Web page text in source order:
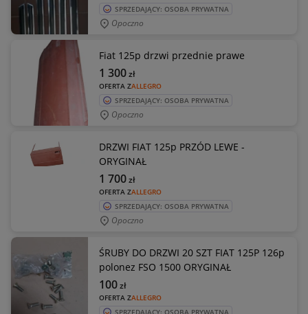
SPRZEDAJĄCY: OSOBA PRYWATNA
Opoczno
Fiat 125p drzwi przednie prawe
OFERTA ZALLEGRO
1 300zł
SPRZEDAJĄCY: OSOBA PRYWATNA
Opoczno
DRZWI FIAT 125p PRZÓD LEWE -
ORYGINAŁ
OFERTA ZALLEGRO
1 700zł
SPRZEDAJĄCY: OSOBA PRYWATNA
Opoczno
ŚRUBY DO DRZWI 20 SZT FIAT 125P 126p
polonez FSO 1500 ORYGINAŁ
OFERTA ZALLEGRO
100zł
SPRZEDAJĄCY: OSOBA PRYWATNA